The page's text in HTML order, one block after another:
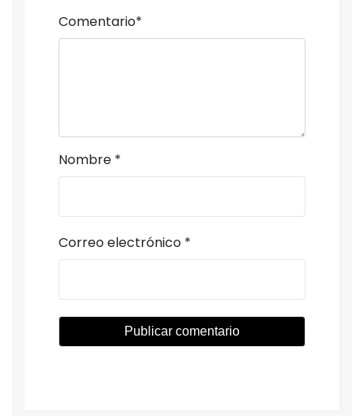
Comentario*
Nombre *
Correo electrónico *